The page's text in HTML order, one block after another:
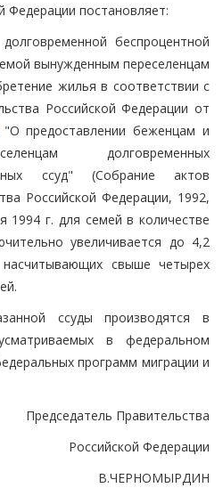
Федерации постановляет:
беспроцентной
вынужденным переселенцам
жилья в соответствии с
Российской Федерации от
"О предоставлении беженцам и
долговременных
ссуд" (Собрание актов
Российской Федерации, 1992,
1994 г. для семей в количестве
увеличивается до 4,2
свыше четырех
ссуды производятся в
в федеральном
программ миграции и
Председатель Правительства
Российской Федерации
В.ЧЕРНОМЫРДИН